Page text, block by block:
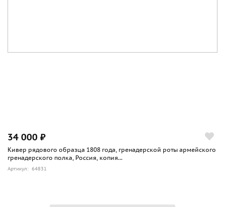
34 000 ₽
Кивер рядового образца 1808 года, гренадерской роты армейского
гренадерского полка, Россия, копия...
Артикул: 64831